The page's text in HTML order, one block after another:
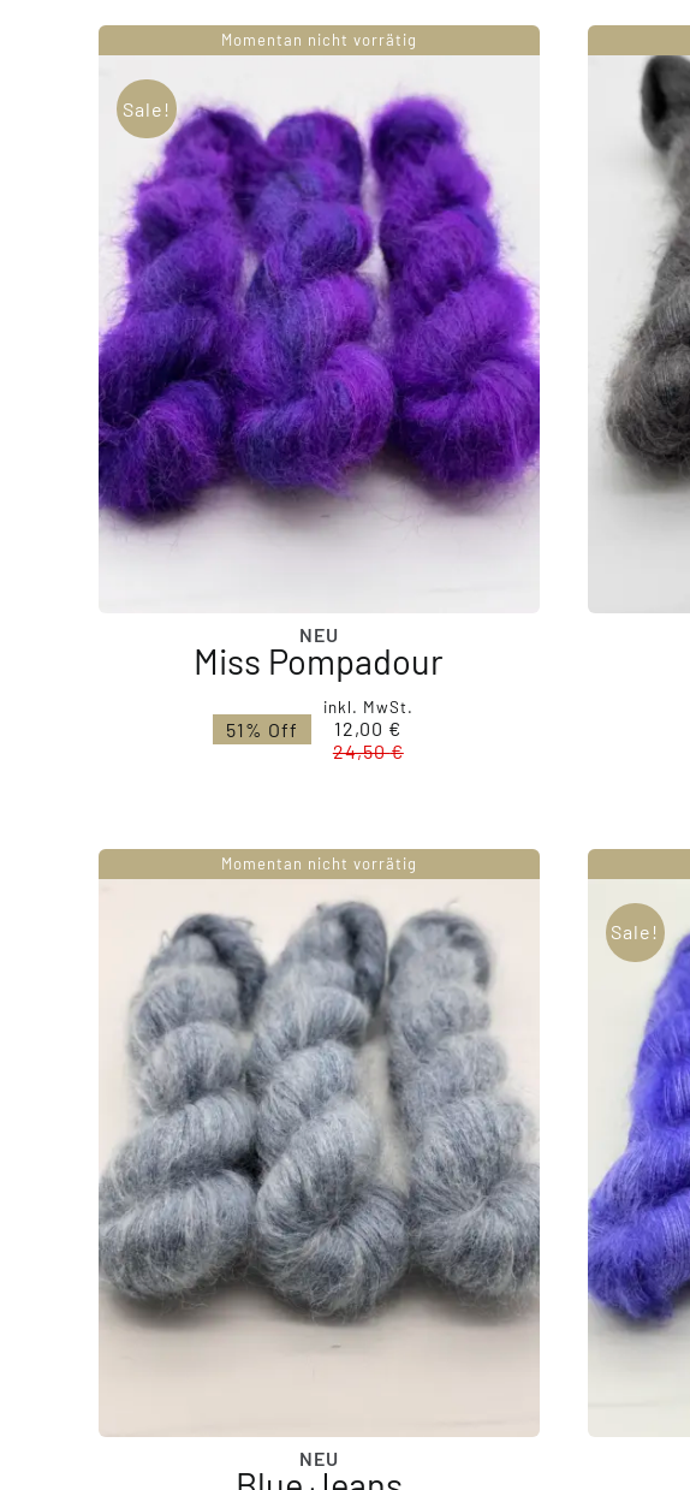
Momentan nicht vorrätig
Sale!
NEU
Miss Pompadour
24,50€
Ursprünglicher
Preis
war:
12,00 €
Aktueller
Preis
ist:
inkl. MwSt.
51% Off
Momentan nicht vorrätig
NEU
Sale!